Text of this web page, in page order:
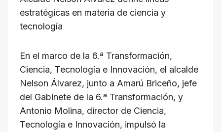
m
s
ly
L
n
k
estratégicas en materia de ciencia y
tecnología
En el marco de la 6.ª Transformación,
Ciencia, Tecnología e Innovación, el alcalde
Nelson Álvarez, junto a Amarú Briceño, jefe
del Gabinete de la 6.ª Transformación, y
Antonio Molina, director de Ciencia,
Tecnología e Innovación, impulsó la